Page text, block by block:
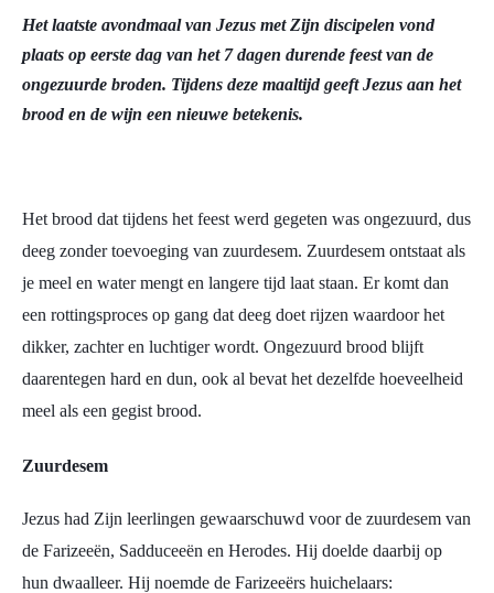
Het laatste avondmaal van Jezus met Zijn discipelen vond
plaats op eerste dag van het 7 dagen durende feest van de
ongezuurde broden. Tijdens deze maaltijd geeft Jezus aan het
brood en de wijn een nieuwe betekenis.
Het brood dat tijdens het feest werd gegeten was ongezuurd, dus
deeg zonder toevoeging van zuurdesem. Zuurdesem ontstaat als
je meel en water mengt en langere tijd laat staan. Er komt dan
een rottingsproces op gang dat deeg doet rijzen waardoor het
dikker, zachter en luchtiger wordt. Ongezuurd brood blijft
daarentegen hard en dun, ook al bevat het dezelfde hoeveelheid
meel als een gegist brood.
Zuurdesem
Jezus had Zijn leerlingen gewaarschuwd voor de zuurdesem van
de Farizeeën, Sadduceeën en Herodes. Hij doelde daarbij op
hun dwaalleer. Hij noemde de Farizeeërs huichelaars: